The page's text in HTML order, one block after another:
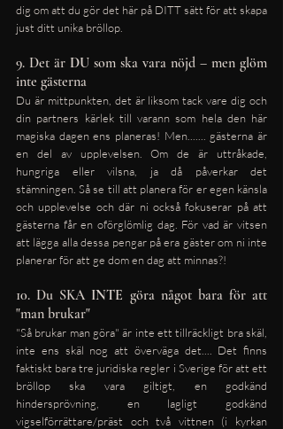
dig om att du gör det här på DITT sätt för att skapa
just ditt unika bröllop.
9. Det är DU som ska vara nöjd – men glöm
inte gästerna
Du är mittpunkten, det är liksom tack vare dig och
din partners kärlek till varann som hela den här
magiska dagen ens planeras! Men....... gästerna är
en del av upplevelsen. Om de är uttråkade,
hungriga eller vilsna, ja då påverkar det
stämningen. Så se till att planera för er egen känsla
och upplevelse och där ni också fokuserar på att
gästerna får en oförglömlig dag. För vad är vitsen
att lägga alla dessa pengar på era gäster om ni inte
planerar för att ge dom en dag att minnas?!
10. Du SKA INTE göra något bara för att
"man brukar"
"Så brukar man göra" är inte ett tillräckligt bra skäl,
inte ens skäl nog att överväga det.... Det finns
faktiskt bara tre juridiska regler i Sverige för att ett
bröllop ska vara giltigt, en godkänd
hindersprövning, en lagligt godkänd
vigselförrättare/präst och två vittnen (i kyrkan